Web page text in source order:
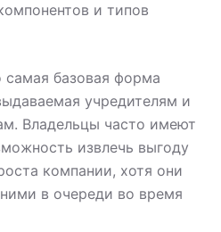
и типов
базовая форма
учредителям и
Владельцы часто имеют
извлечь выгоду
компании, хотя они
в очереди во время